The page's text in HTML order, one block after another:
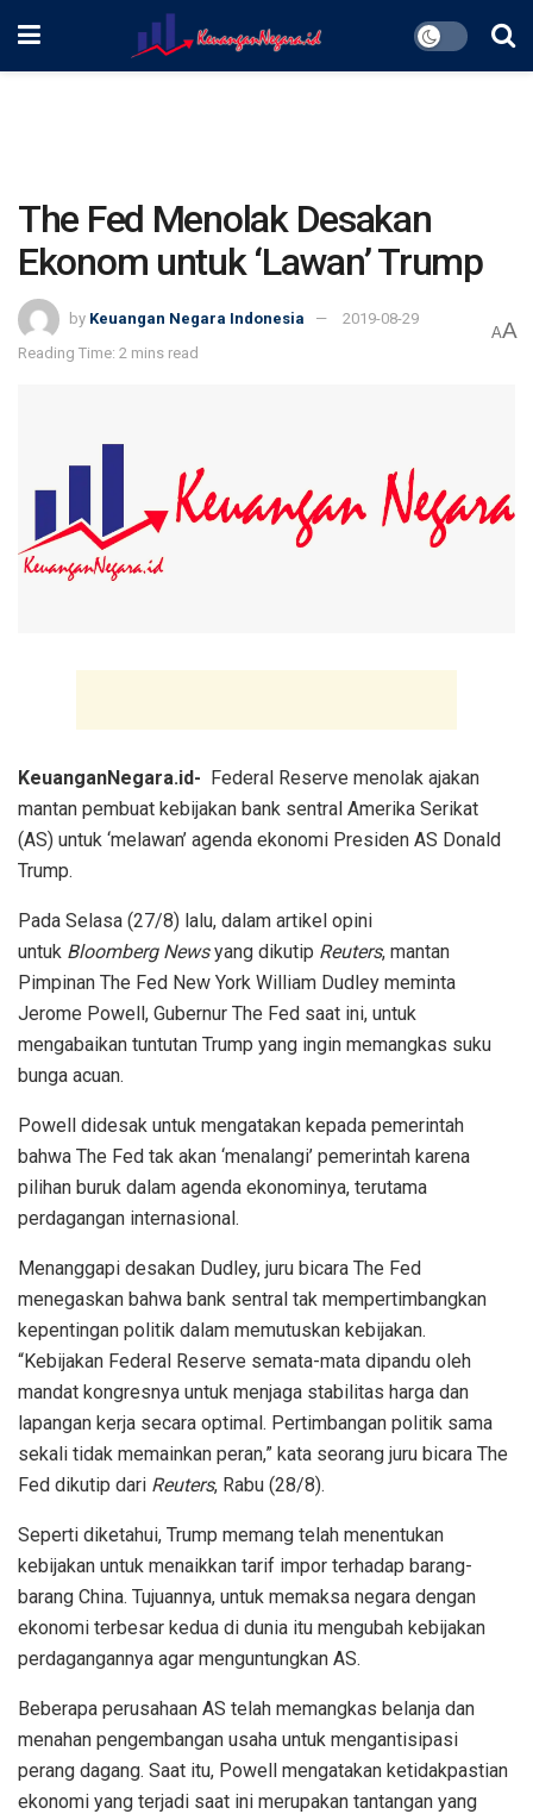
The Fed Menolak Desakan
Ekonom untuk ‘Lawan’ Trump
by Keuangan Negara Indonesia
2019-08-29
Reading Time: 2 mins read
AA
KeuanganNegara.id- Federal Reserve menolak ajakan
mantan pembuat kebijakan bank sentral Amerika Serikat
(AS) untuk ‘melawan’ agenda ekonomi Presiden AS Donald
Trump.
Pada Selasa (27/8) lalu, dalam artikel opini
untuk Bloomberg Newsyang dikutip Reuters, mantan
Pimpinan The Fed New York William Dudley meminta
Jerome Powell, Gubernur The Fed saat ini, untuk
mengabaikan tuntutan Trump yang ingin memangkas suku
bunga acuan.
Powell didesak untuk mengatakan kepada pemerintah
bahwa The Fed tak akan ‘menalangi’ pemerintah karena
pilihan buruk dalam agenda ekonominya, terutama
perdagangan internasional.
Menanggapi desakan Dudley, juru bicara The Fed
menegaskan bahwa bank sentral tak mempertimbangkan
kepentingan politik dalam memutuskan kebijakan.
“Kebijakan Federal Reserve semata-mata dipandu oleh
mandat kongresnya untuk menjaga stabilitas harga dan
lapangan kerja secara optimal. Pertimbangan politik sama
sekali tidak memainkan peran,” kata seorang juru bicara The
Fed dikutip dari Reuters, Rabu (28/8).
Seperti diketahui, Trump memang telah menentukan
kebijakan untuk menaikkan tarif impor terhadap barang-
barang China. Tujuannya, untuk memaksa negara dengan
ekonomi terbesar kedua di dunia itu mengubah kebijakan
perdagangannya agar menguntungkan AS.
Beberapa perusahaan AS telah memangkas belanja dan
menahan pengembangan usaha untuk mengantisipasi
perang dagang. Saat itu, Powell mengatakan ketidakpastian
ekonomi yang terjadi saat ini merupakan tantangan yang